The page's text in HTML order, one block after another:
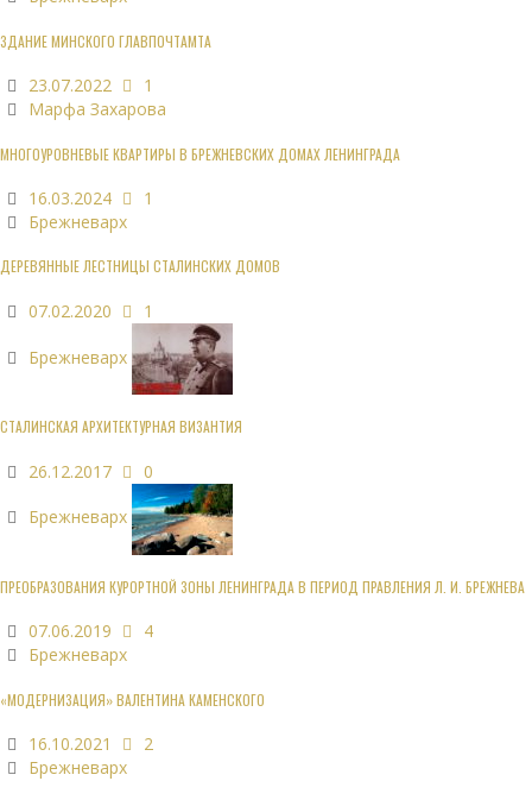
ЗДАНИЕ МИНСКОГО ГЛАВПОЧТАМТА
23.07.2022
1
Марфа Захарова
МНОГОУРОВНЕВЫЕ КВАРТИРЫ В БРЕЖНЕВСКИХ ДОМАХ ЛЕНИНГРАДА
16.03.2024
1
Брежневарх
ДЕРЕВЯННЫЕ ЛЕСТНИЦЫ СТАЛИНСКИХ ДОМОВ
07.02.2020 1
Брежневарх
СТАЛИНСКАЯ АРХИТЕКТУРНАЯ ВИЗАНТИЯ
26.12.2017 0
Брежневарх
ПРЕОБРАЗОВАНИЯ КУРОРТНОЙ ЗОНЫ ЛЕНИНГРАДА В ПЕРИОД ПРАВЛЕНИЯ Л. И. БРЕЖНЕВА
07.06.2019
4
Брежневарх
«МОДЕРНИЗАЦИЯ» ВАЛЕНТИНА КАМЕНСКОГО
16.10.2021
2
Брежневарх